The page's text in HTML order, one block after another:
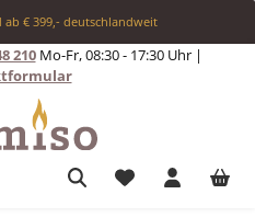
ab € 399,- deutschlandweit
210Mo-Fr, 08:30 - 17:30 Uhr |
Du hast 0